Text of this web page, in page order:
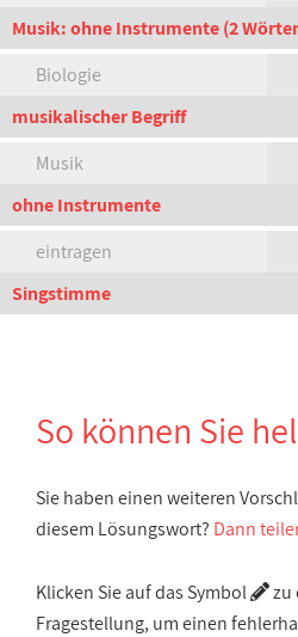
Musik: ohne Instrumente (2
Biologie
musikalischer Begriff
Musik
ohne Instrumente
eintragen
Singstimme
So können Sie
Sie haben einen weiteren
diesem Lösungswort? Dann
Klicken Sie auf das Symbol
zu
Fragestellung, um einen